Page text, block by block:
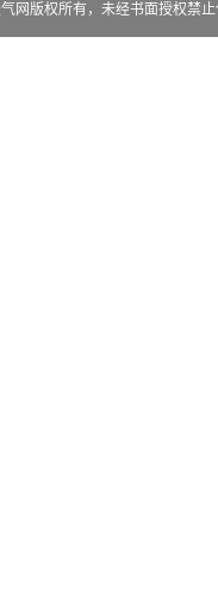
气网版权所有，未经书面授权